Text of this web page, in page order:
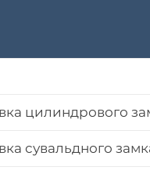
цилиндрового
сувальдного